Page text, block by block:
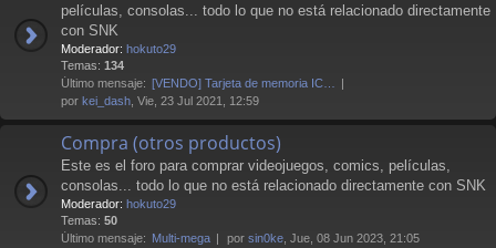
películas, consolas... todo lo que no está relacionado directamente
con SNK
Moderador: hokuto29
Temas: 134
Último mensaje: [VENDO] Tarjeta de memoria IC…
por kei_dash , Vie, 23 Jul 2021, 12:59
Compra (otros productos)
Este es el foro para comprar videojuegos, comics, películas,
consolas... todo lo que no está relacionado directamente con SNK
Moderador: hokuto29
Temas: 50
Último mensaje: Multi-mega por sin0ke , Jue, 08 Jun 2023, 21:05